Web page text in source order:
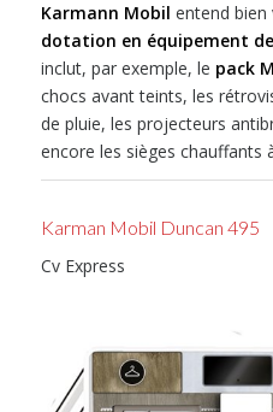
Karmann Mobil entend
dotation en équipement
inclut, par exemple, le pack
chocs avant teints, les
de pluie, les projecteurs
encore les sièges chauffants
Karman Mobil Duncan 495
Cv Express